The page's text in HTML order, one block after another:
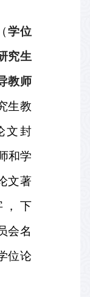
学位
究生
教师
生教
文封
和学
文著
，下
会名
位论